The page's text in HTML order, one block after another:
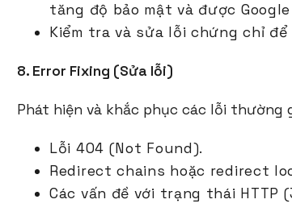
tăng độ bảo mật và được
Kiểm tra và sửa lỗi chứng chỉ
8. Error Fixing (Sửa lỗi)
Phát hiện và khắc phục các lỗi thường
Lỗi 404 (Not Found).
Redirect chains hoặc redirect
Các vấn đề với trạng thái HTTP